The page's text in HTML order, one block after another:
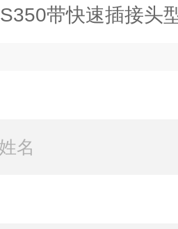
S350带快速插接头型